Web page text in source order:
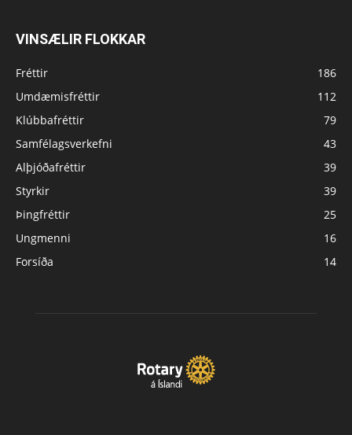
VINSÆLIR FLOKKAR
Fréttir
186
Umdæmisfréttir
112
Klúbbafréttir
79
Samfélagsverkefni
43
Alþjóðafréttir
39
Styrkir
39
Þingfréttir
25
Ungmenni
16
Forsíða
14